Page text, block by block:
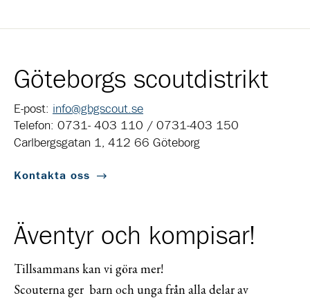
Göteborgs scoutdistrikt
E-post: info@gbgscout.se
Telefon: 0731- 403 110 / 0731-403 150
Carlbergsgatan 1, 412 66 Göteborg
Kontakta oss
Äventyr och kompisar!
Tillsammans kan vi göra mer!
Scouterna ger barn och unga från alla delar av